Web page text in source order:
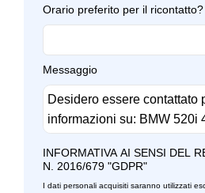
Orario preferito per il ricontatto?
Messaggio
INFORMATIVA AI SENSI DEL
N. 2016/679 "GDPR"
I dati personali acquisiti saranno utilizzati